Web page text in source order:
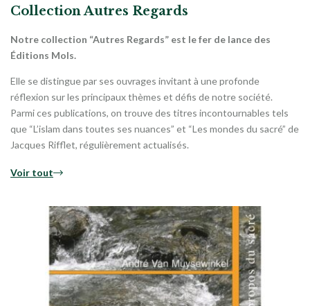
Collection Autres Regards
Notre collection “Autres Regards” est le fer de lance des
Éditions Mols.
Elle se distingue par ses ouvrages invitant à une profonde
réflexion sur les principaux thèmes et défis de notre société.
Parmi ces publications, on trouve des titres incontournables tels
que “L’islam dans toutes ses nuances” et “Les mondes du sacré” de
Jacques Rifflet, régulièrement actualisés.
Voir tout